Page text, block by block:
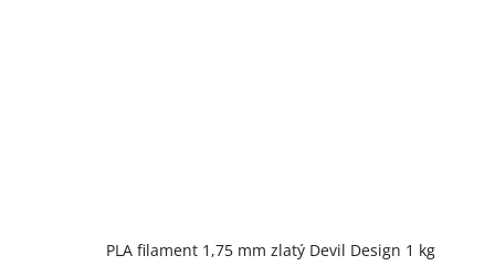
PLA filament 1,75 mm zlatý Devil Design 1 kg